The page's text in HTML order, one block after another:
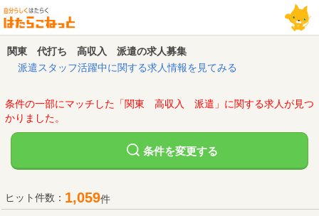
関東 代打ち 高収入 派遣の求人募集
派遣スタッフ活躍中に関する求人情報を見てみる
条件の一部にマッチした「関東 高収入 派遣」に関する求人が見つ
かりました。
条件を変更する
ヒット件数： 1,059件